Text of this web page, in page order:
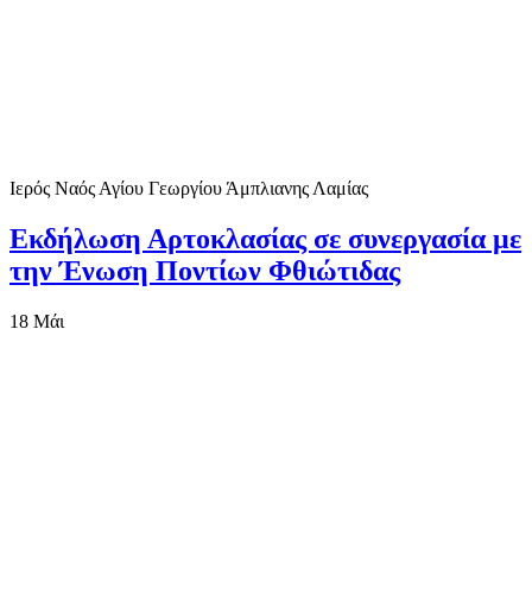
Ιερός Ναός Αγίου Γεωργίου Άμπλιανης Λαμίας
Εκδήλωση Αρτοκλασίας σε συνεργασία με
την Ένωση Ποντίων Φθιώτιδας
18 Μάι